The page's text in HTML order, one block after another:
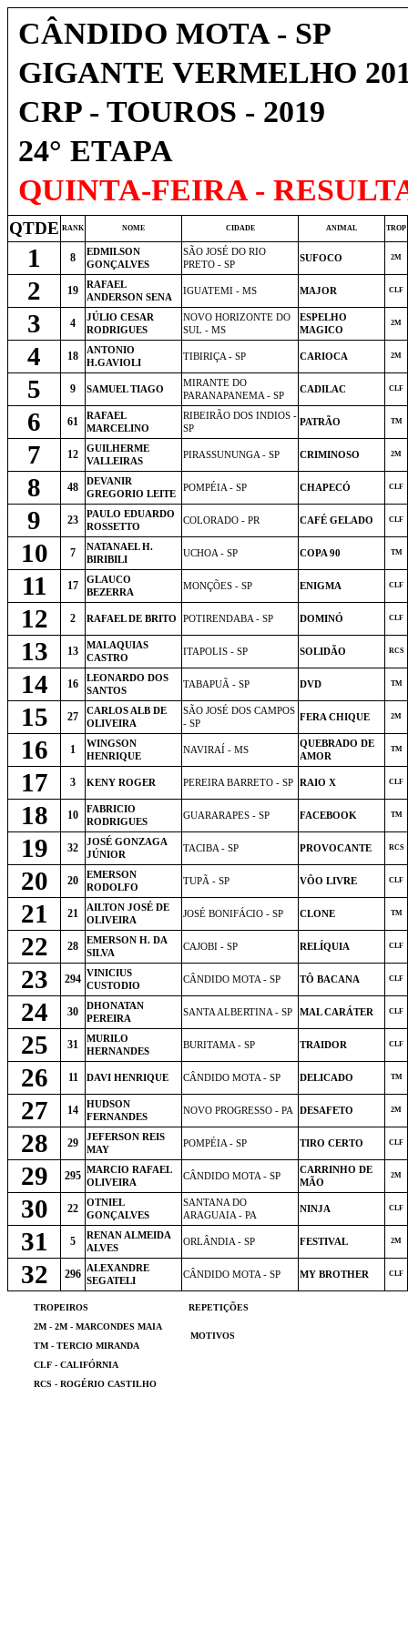
CÂNDIDO MOTA - SP
GIGANTE VERMELHO
CRP - TOUROS - 2019
24° ETAPA
QUINTA-FEIRA -
QTDE RANK NOME CIDADE ANIMAL TROP
1 8
EDMILSON
GONÇALVES
SÃO JOSÉ DO RIO
PRETO - SP
SUFOCO 2M
2 19
RAFAEL
ANDERSON SENA
IGUATEMI - MS MAJOR CLF
3 4
JÚLIO CESAR
RODRIGUES
NOVO HORIZONTE DO
SUL - MS
ESPELHO
MAGICO
2M
4 18
ANTONIO
H.GAVIOLI
TIBIRIÇA - SP CARIOCA 2M
5 9 SAMUEL TIAGO
MIRANTE DO
PARANAPANEMA - SP
CADILAC CLF
6 61
RAFAEL
MARCELINO
RIBEIRÃO DOS INDIOS -
SP
PATRÃO TM
7 12
GUILHERME
VALLEIRAS
PIRASSUNUNGA - SP CRIMINOSO 2M
8 48
DEVANIR
GREGORIO LEITE
POMPÉIA - SP CHAPECÓ CLF
9 23
PAULO EDUARDO
ROSSETTO
COLORADO - PR CAFÉ GELADO CLF
10 7
NATANAEL H.
BIRIBILI
UCHOA - SP COPA 90 TM
11 17
GLAUCO
BEZERRA
MONÇÕES - SP ENIGMA CLF
12 2 RAFAEL DE BRITO POTIRENDABA - SP DOMINÓ CLF
13 13
MALAQUIAS
CASTRO
ITAPOLIS - SP SOLIDÃO RCS
14 16
LEONARDO DOS
SANTOS
TABAPUÃ - SP DVD TM
15 27
CARLOS ALB DE
OLIVEIRA
SÃO JOSÉ DOS CAMPOS
- SP
FERA CHIQUE 2M
16 1
WINGSON
HENRIQUE
NAVIRAÍ - MS
QUEBRADO DE
AMOR
TM
17 3 KENY ROGER PEREIRA BARRETO - SP RAIO X CLF
18 10
FABRICIO
RODRIGUES
GUARARAPES - SP FACEBOOK TM
19 32
JOSÉ GONZAGA
JÚNIOR
TACIBA - SP PROVOCANTE RCS
20 20
EMERSON
RODOLFO
TUPÃ - SP VÔO LIVRE CLF
21 21
AILTON JOSÉ DE
OLIVEIRA
JOSÉ BONIFÁCIO - SP CLONE TM
22 28
EMERSON H. DA
SILVA
CAJOBI - SP RELÍQUIA CLF
23 294 VINICIUS
CUSTODIO
CÂNDIDO MOTA - SP TÔ BACANA CLF
24 30
DHONATAN
PEREIRA
SANTA ALBERTINA - SP MAL CARÁTER CLF
25 31
MURILO
HERNANDES
BURITAMA - SP TRAIDOR CLF
26 11 DAVI HENRIQUE CÂNDIDO MOTA - SP DELICADO TM
27 14
HUDSON
FERNANDES
NOVO PROGRESSO - PA DESAFETO 2M
28 29
JEFERSON REIS
MAY
POMPÉIA - SP TIRO CERTO CLF
29 295 MARCIO RAFAEL
OLIVEIRA
CÂNDIDO MOTA - SP
CARRINHO DE
MÃO
2M
30 22
OTNIEL
GONÇALVES
SANTANA DO
ARAGUAIA - PA
NINJA CLF
31 5
RENAN ALMEIDA
ALVES
ORLÂNDIA - SP FESTIVAL 2M
32 296 ALEXANDRE
SEGATELI
CÂNDIDO MOTA - SP MY BROTHER CLF
TROPEIROS
2M - 2M - MARCONDES MAIA
TM - TERCIO MIRANDA
CLF - CALIFÓRNIA
RCS - ROGÉRIO CASTILHO
REPETIÇÕES
MOTIVOS